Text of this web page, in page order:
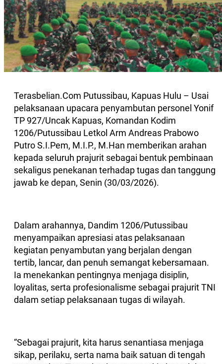
Terasbelian.Com Putussibau, Kapuas Hulu – Usai
pelaksanaan upacara penyambutan personel Yonif
TP 927/Uncak Kapuas, Komandan Kodim
1206/Putussibau Letkol Arm Andreas Prabowo
Putro S.I.Pem, M.I.P., M.Han memberikan arahan
kepada seluruh prajurit sebagai bentuk pembinaan
sekaligus penekanan terhadap tugas dan tanggung
jawab ke depan, Senin (30/03/2026).
Dalam arahannya, Dandim 1206/Putussibau
menyampaikan apresiasi atas pelaksanaan
kegiatan penyambutan yang berjalan dengan
tertib, lancar, dan penuh semangat kebersamaan.
Ia menekankan pentingnya menjaga disiplin,
loyalitas, serta profesionalisme sebagai prajurit TNI
dalam setiap pelaksanaan tugas di wilayah.
“Sebagai prajurit, kita harus senantiasa menjaga
sikap, perilaku, serta nama baik satuan di tengah